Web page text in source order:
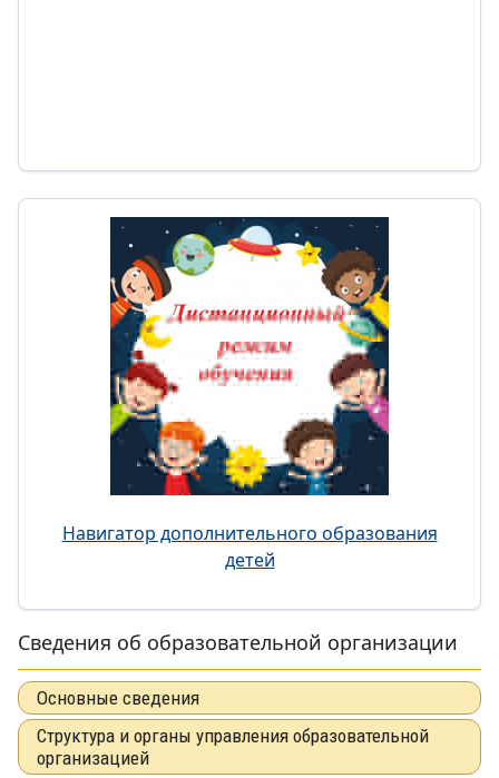
Навигатор дополнительного образования
детей
Сведения об образовательной организации
Основные сведения
Структура и органы управления образовательной
организацией